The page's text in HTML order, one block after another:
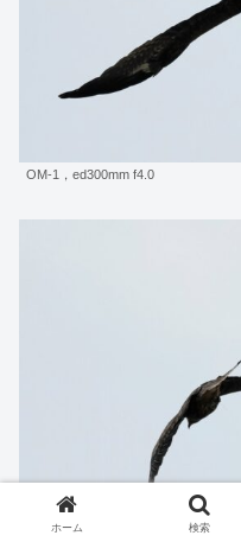
OM-1，ed300mm f4.0
ホーム 検索